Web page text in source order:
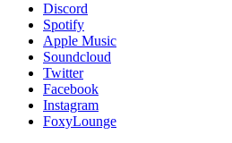
Discord
Spotify
Apple Music
Soundcloud
Twitter
Facebook
Instagram
FoxyLounge